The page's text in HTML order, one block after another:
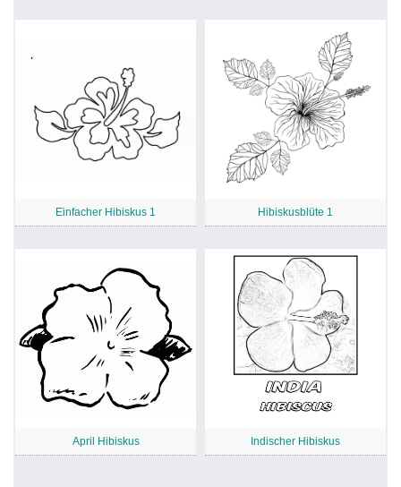
Einfacher Hibiskus 1 Hibiskusblüte 1
April Hibiskus Indischer Hibiskus